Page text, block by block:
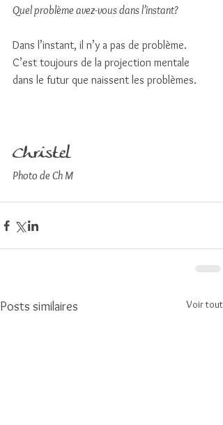
Quel problème avez-vous dans l’instant?
Dans l’instant, il n’y a pas de problème.
C’est toujours de la projection mentale
dans le futur que naissent les problèmes.
Christel
Photo de Ch M
Posts similaires Voir tout